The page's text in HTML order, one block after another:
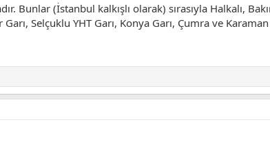
Bunlar (İstanbul kalkışlı olarak) sırasıyla Halkalı,
Selçuklu YHT Garı, Konya Garı, Çumra ve Karaman